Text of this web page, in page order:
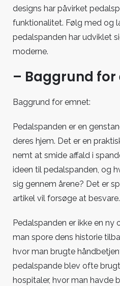
designs har påvirket
funktionalitet. Følg med og
pedalspanden har udviklet
moderne.
– Baggrund for
Baggrund for emnet:
Pedalspanden er en
deres hjem. Det er en
nemt at smide affald i
ideen til pedalspanden, og
sig gennem årene? Det er
artikel vil forsøge at besvare.
Pedalspanden er ikke en ny
man spore dens historie
hvor man brugte
pedalspande blev ofte
hospitaler, hvor man havde